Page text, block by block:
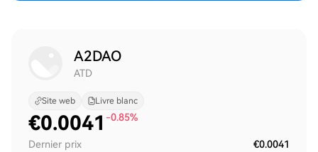
A2DAO
ATD
Site web Livre blanc
€0.0041 -0.85%
Dernier prix
€0.0041